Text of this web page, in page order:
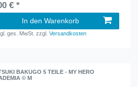
€ *
In den Warenkorb
ges. MwSt. zzgl.Versandkosten
BAKUGO 5 TEILE - MY HERO
© M